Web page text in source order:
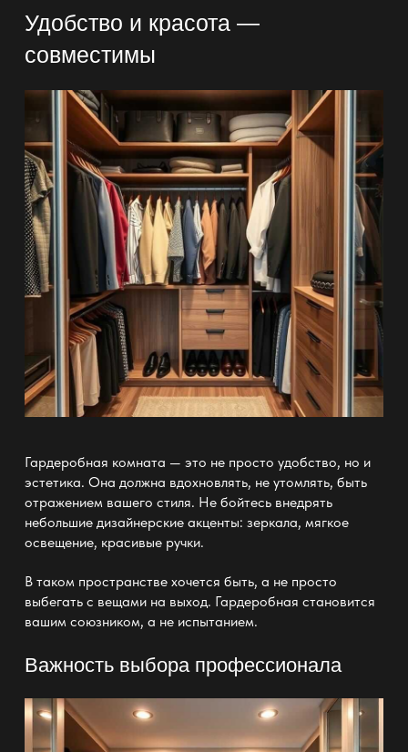
Удобство и красота —
совместимы
Гардеробная комната — это не просто удобство, но и
эстетика. Она должна вдохновлять, не утомлять, быть
отражением вашего стиля. Не бойтесь внедрять
небольшие дизайнерские акценты: зеркала, мягкое
освещение, красивые ручки.
В таком пространстве хочется быть, а не просто
выбегать с вещами на выход. Гардеробная становится
вашим союзником, а не испытанием.
Важность выбора профессионала